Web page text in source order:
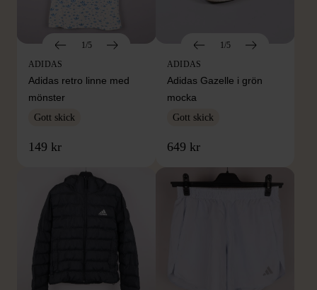
1/5
ADIDAS
Adidas retro linne med
mönster
Gott skick
149 kr
1/5
ADIDAS
Adidas Gazelle i grön
mocka
Gott skick
649 kr